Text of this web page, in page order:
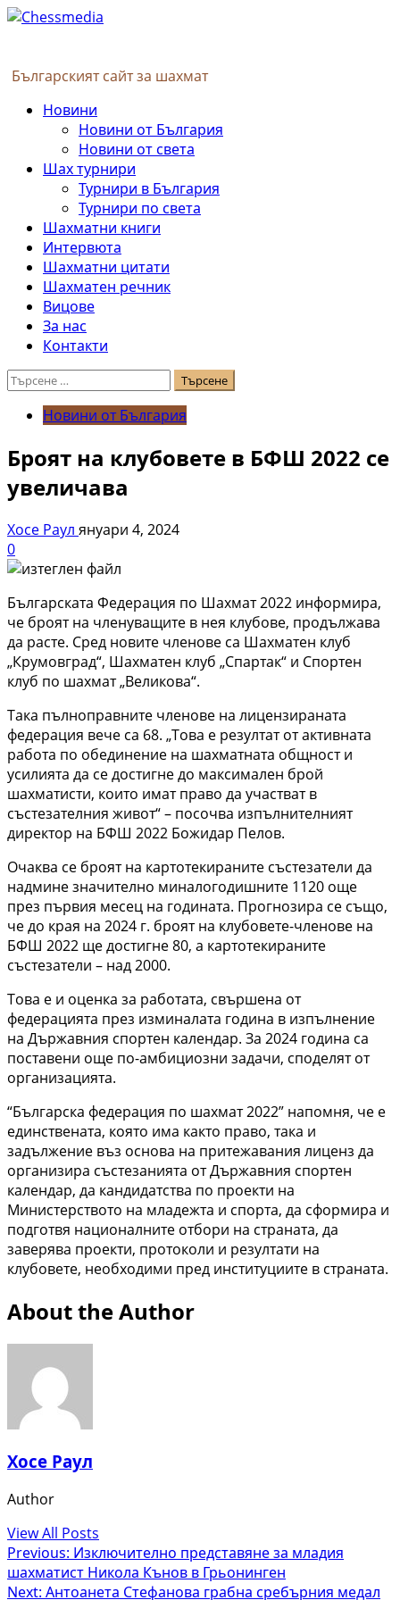
Skip
Българският сайт за шахмат
PrimaryНовини
Новини от България
Новини от света
Шах турнири
Турнири в България
Турнири по света
Шахматни книги
Интервюта
Шахматни цитати
Шахматен речник
Вицове
За нас
Контакти
Търсене
Новини от България
Броят на клубовете в БФШ 2022 се
увеличава
Хосе Раул януари 4, 2024
0
Българската Федерация по Шахмат 2022 информира,
че броят на членуващите в нея клубове, продължава
да расте. Сред новите членове са Шахматен клуб
„Крумовград“, Шахматен клуб „Спартак“ и Спортен
клуб по шахмат „Великова“.
Така пълноправните членове на лицензираната
федерация вече са 68. „Това е резултат от активната
работа по обединение на шахматната общност и
усилията да се достигне до максимален брой
шахматисти, които имат право да участват в
състезателния живот“ – посочва изпълнителният
директор на БФШ 2022 Божидар Пелов.
Очаква се броят на картотекираните състезатели да
надмине значително миналогодишните 1120 още
през първия месец на годината. Прогнозира се също,
че до края на 2024 г. броят на клубовете-членове на
БФШ 2022 ще достигне 80, а картотекираните
състезатели – над 2000.
Това е и оценка за работата, свършена от
федерацията през изминалата година в изпълнение
на Държавния спортен календар. За 2024 година са
поставени още по-амбициозни задачи, споделят от
организацията.
“Българска федерация по шахмат 2022” напомня, че е
единствената, която има както право, така и
задължение въз основа на притежавания лиценз да
организира състезанията от Държавния спортен
календар, да кандидатства по проекти на
Министерството на младежта и спорта, да сформира и
подготвя националните отбори на страната, да
заверява проекти, протоколи и резултати на
клубовете, необходими пред институциите в страната.
About the Author
Хосе Раул
Author
View All Posts
Post
navigation
Previous: Изключително представяне за младия
шахматист Никола Кънов в Грьонинген
Next: Антоанета Стефанова грабна сребърния медал